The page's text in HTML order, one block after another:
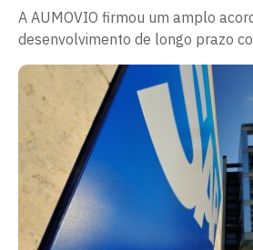
A AUMOVIO firmou um amplo
desenvolvimento de longo prazo